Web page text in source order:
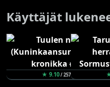
Käyttäjät
★ 9.10/ 257